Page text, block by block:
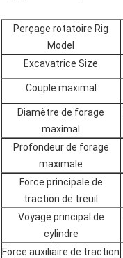
Perçage rotatoire Rig
Model
Excavatrice Size
Couple maximal
Diamètre de forage
maximal
Profondeur de forage
maximale
Force principale de
traction de treuil
Voyage principal de
cylindre
Force auxiliaire de traction